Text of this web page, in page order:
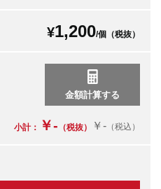
¥1,200/個（税抜）
小計： ￥- （税抜） ￥- （税込）